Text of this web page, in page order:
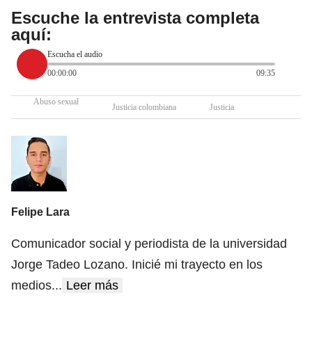
Escuche la entrevista completa
aquí:
Escucha el audio
00:00:00
09:35
Abuso sexual
Justicia colombiana Justicia
Felipe Lara
Comunicador social y periodista de la universidad
Jorge Tadeo Lozano. Inicié mi trayecto en los
medios... Leer más